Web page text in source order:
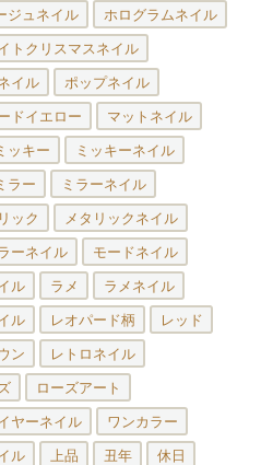
ジュネイル ホログラムネイル
トクリスマスネイル
イル ポップネイル
ドイエロー マットネイル
ッキー ミッキーネイル
ラー ミラーネイル
ック メタリックネイル
ーネイル モードネイル
ル ラメ ラメネイル
ル レオパード柄 レッド
ン レトロネイル
ローズアート
ヤーネイル ワンカラー
ル 上品 丑年 休日